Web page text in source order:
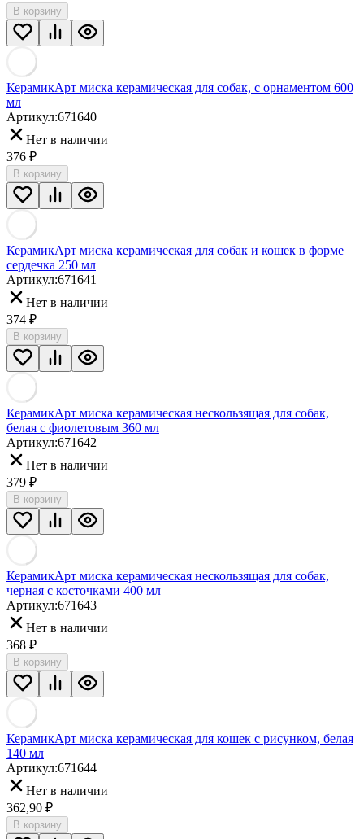
В корзину
КерамикАрт миска керамическая для собак, с орнаментом 600
мл
Артикул:671640
Нет в наличии
376 ₽
В корзину
КерамикАрт миска керамическая для собак и кошек в форме
сердечка 250 мл
Артикул:671641
Нет в наличии
374 ₽
В корзину
КерамикАрт миска керамическая нескользящая для собак,
белая с фиолетовым 360 мл
Артикул:671642
Нет в наличии
379 ₽
В корзину
КерамикАрт миска керамическая нескользящая для собак,
черная с косточками 400 мл
Артикул:671643
Нет в наличии
368 ₽
В корзину
КерамикАрт миска керамическая для кошек с рисунком, белая
140 мл
Артикул:671644
Нет в наличии
362,90 ₽
В корзину